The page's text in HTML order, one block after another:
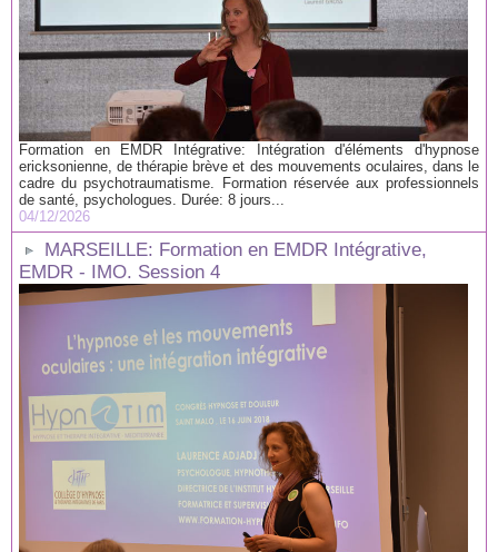
Formation en EMDR Intégrative: Intégration d'éléments d'hypnose
ericksonienne, de thérapie brève et des mouvements oculaires, dans le
cadre du psychotraumatisme. Formation réservée aux professionnels
de santé, psychologues. Durée: 8 jours...
04/12/2026
MARSEILLE: Formation en EMDR Intégrative,
EMDR - IMO. Session 4